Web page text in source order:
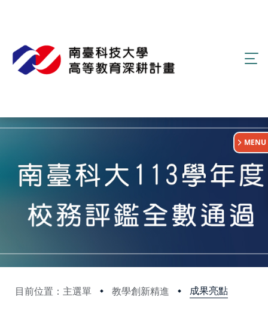
目前位置：主選單 教學創新精進 成果亮點
:::
MENU